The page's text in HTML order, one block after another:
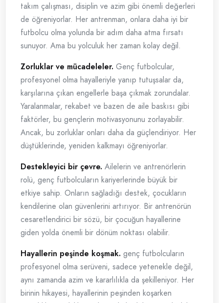
takım çalışması, disiplin ve azim gibi önemli değerleri
de öğreniyorlar. Her antrenman, onlara daha iyi bir
futbolcu olma yolunda bir adım daha atma fırsatı
sunuyor. Ama bu yolculuk her zaman kolay değil.
Zorluklar ve mücadeleler. Genç futbolcular,
profesyonel olma hayalleriyle yanıp tutuşsalar da,
karşılarına çıkan engellerle başa çıkmak zorundalar.
Yaralanmalar, rekabet ve bazen de aile baskısı gibi
faktörler, bu gençlerin motivasyonunu zorlayabilir.
Ancak, bu zorluklar onları daha da güçlendiriyor. Her
düştüklerinde, yeniden kalkmayı öğreniyorlar.
Destekleyici bir çevre. Ailelerin ve antrenörlerin
rolü, genç futbolcuların kariyerlerinde büyük bir
etkiye sahip. Onların sağladığı destek, çocukların
kendilerine olan güvenlerini artırıyor. Bir antrenörün
cesaretlendirici bir sözü, bir çocuğun hayallerine
giden yolda önemli bir dönüm noktası olabilir.
Hayallerin peşinde koşmak. genç futbolcuların
profesyonel olma serüveni, sadece yetenekle değil,
aynı zamanda azim ve kararlılıkla da şekilleniyor. Her
birinin hikayesi, hayallerinin peşinden koşarken